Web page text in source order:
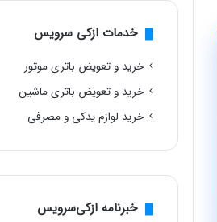
خدمات ازکی سرویس
خرید و تعویض باتری موتور
خرید و تعویض باتری ماشین
خرید لوازم یدکی و مصرفی
خبرنامه ازکی‌سرویس